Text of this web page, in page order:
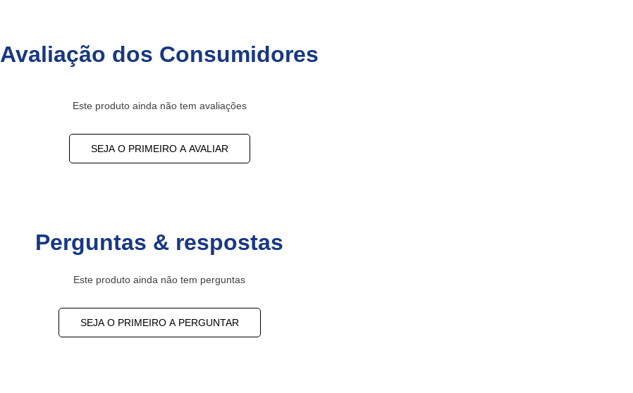
Avaliação dos Consumidores
Este produto ainda não tem avaliações
SEJA O PRIMEIRO A AVALIAR
Perguntas & respostas
Este produto ainda não tem perguntas
SEJA O PRIMEIRO A PERGUNTAR